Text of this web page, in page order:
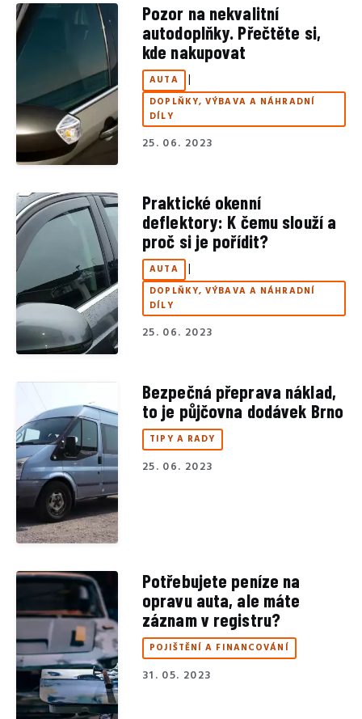
Pozor na nekvalitní
autodoplňky. Přečtěte si,
kde nakupovat
AUTA |
DOPLŇKY, VÝBAVA A NÁHRADNÍ
DÍLY
25. 06. 2023
Praktické okenní
deflektory: K čemu slouží a
proč si je pořídit?
AUTA |
DOPLŇKY, VÝBAVA A NÁHRADNÍ
DÍLY
25. 06. 2023
Bezpečná přeprava náklad,
to je půjčovna dodávek Brno
TIPY A RADY
25. 06. 2023
Potřebujete peníze na
opravu auta, ale máte
záznam v registru?
POJIŠTĚNÍ A FINANCOVÁNÍ
31. 05. 2023